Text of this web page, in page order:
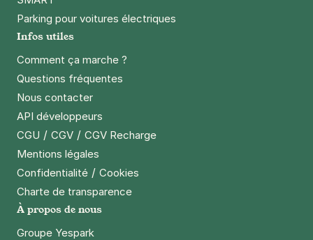
Parking pour voitures électriques
Infos utiles
Comment ça marche ?
Questions fréquentes
Nous contacter
API développeurs
CGU / CGV / CGV Recharge
Mentions légales
Confidentialité / Cookies
Charte de transparence
À propos de nous
Groupe Yespark